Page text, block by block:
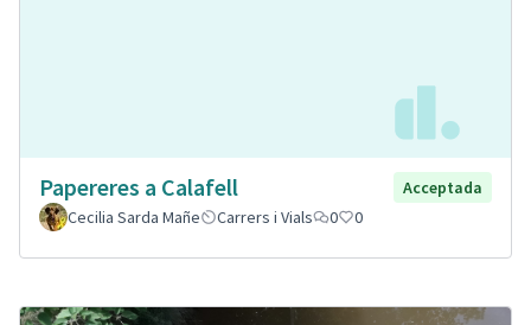
Papereres a Calafell
Acceptada
Cecilia Sarda Mañe
Carrers i Vials 0 0